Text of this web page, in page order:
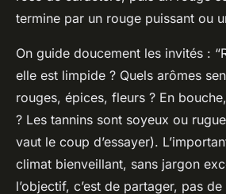
termine par un rouge puissant ou
On guide doucement les invités :
elle est limpide ? Quels arômes
rouges, épices, fleurs ? En
? Les tannins sont soyeux ou
vaut le coup d’essayer).
climat bienveillant, sans jargon
l’objectif, c’est de partager, pas de